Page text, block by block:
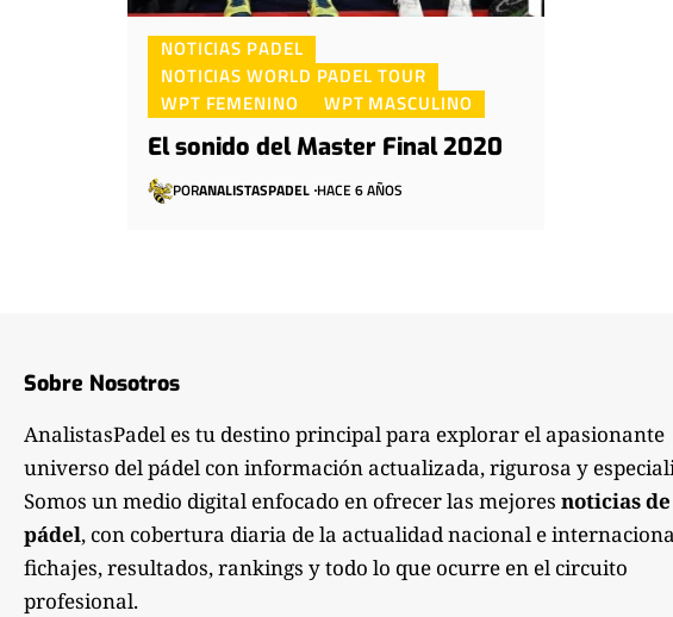
NOTICIAS PADEL
NOTICIAS WORLD PADEL TOUR
WPT FEMENINO
WPT MASCULINO
El sonido del Master Final 2020
PORANALISTASPADEL HACE 6 AÑOS
Sobre Nosotros
AnalistasPadel es tu destino principal para explorar el apasionante
universo del pádel con información actualizada, rigurosa y
Somos un medio digital enfocado en ofrecer las mejores noticias de
pádel, con cobertura diaria de la actualidad nacional e
fichajes, resultados, rankings y todo lo que ocurre en el circuito
profesional.